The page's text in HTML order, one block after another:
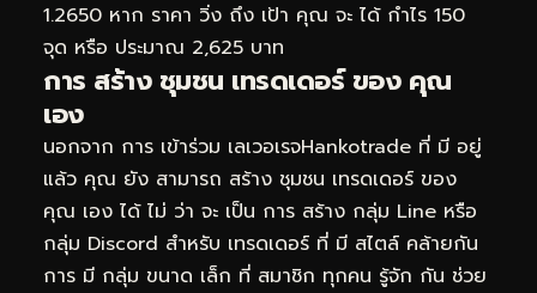
1.2650 หาก ราคา วิ่ง ถึง เป้า คุณ จะ ได้ กำไร 150
จุด หรือ ประมาณ 2,625 บาท
การ สร้าง ชุมชน เทรดเดอร์ ของ คุณ
เอง
นอกจาก การ เข้าร่วม เลเวอเรจHankotrade ที่ มี อยู่
แล้ว คุณ ยัง สามารถ สร้าง ชุมชน เทรดเดอร์ ของ
คุณ เอง ได้ ไม่ ว่า จะ เป็น การ สร้าง กลุ่ม Line หรือ
กลุ่ม Discord สำหรับ เทรดเดอร์ ที่ มี สไตล์ คล้ายกัน
การ มี กลุ่ม ขนาด เล็ก ที่ สมาชิก ทุกคน รู้จัก กัน ช่วย